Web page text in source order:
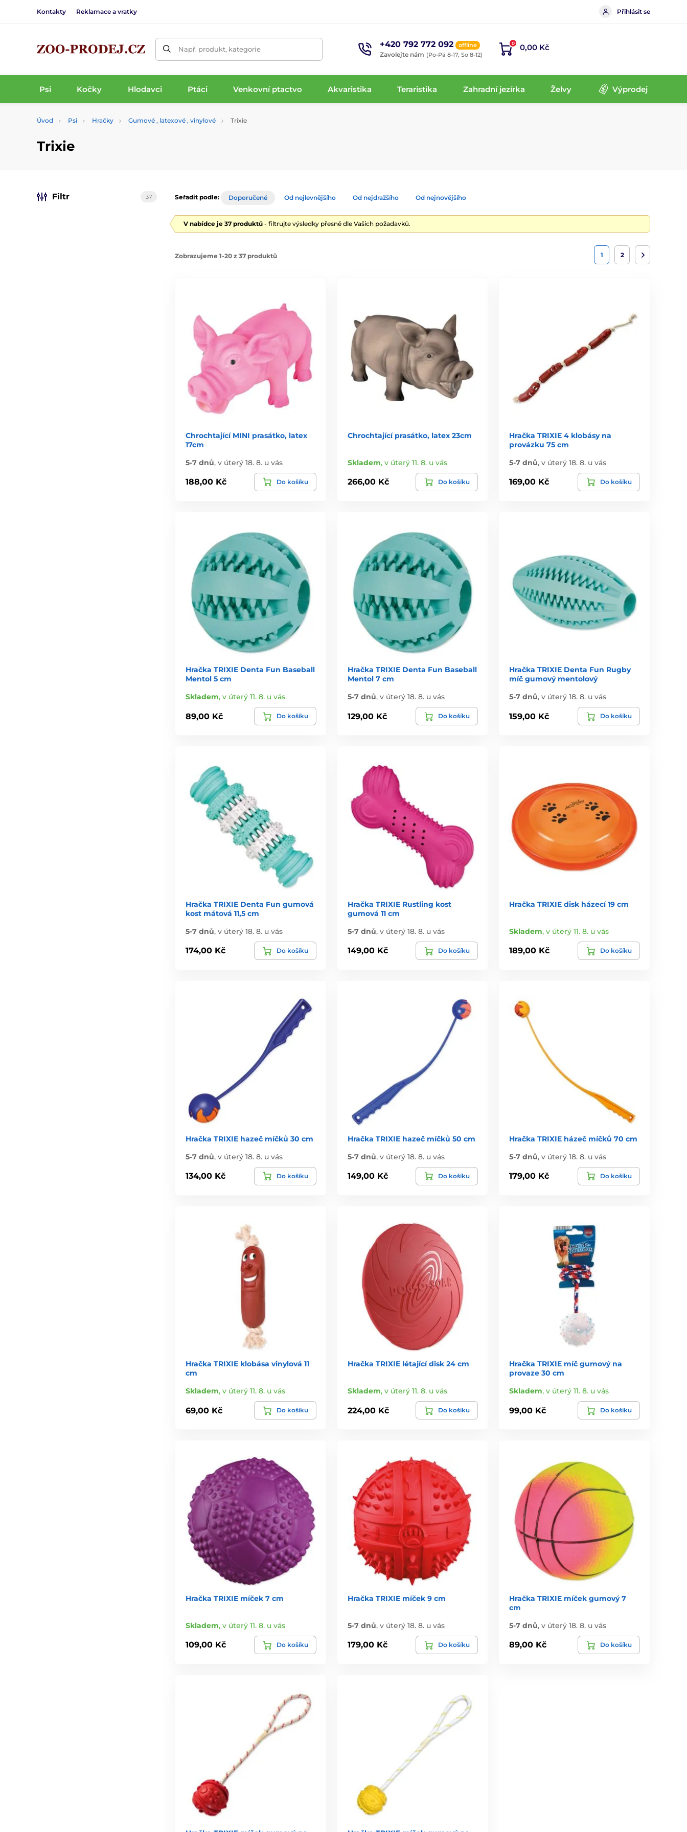
Kontakty Reklamace a vratky Přihlásit se
Např. produkt, kategorie +420 792 772 092 offline
Zavolejte nám (Po-Pá 8-17, So 8-12)
0 0,00 Kč
Psi Kočky Hlodavci Ptáci Venkovní ptactvo Akvaristika Teraristika Zahradní jezírka Želvy Výprodej
Úvod Psi Hračky Gumové , latexové , vinylové Trixie
Trixie
Filtr 37 Seřadit podle: Doporučené Od nejlevnějšího Od nejdražšího Od nejnovějšího
V nabídce je 37 produktů - filtrujte výsledky přesně dle Vašich požadavků.
Zobrazujeme 1-20 z 37 produktů 1 2
Chrochtající MINI prasátko, latex
17cm
5-7 dnů, v úterý 18. 8. u vás
188,00 Kč Do košíku
Chrochtající prasátko, latex 23cm
Skladem, v úterý 11. 8. u vás
266,00 Kč Do košíku
Hračka TRIXIE 4 klobásy na
provázku 75 cm
5-7 dnů,v úterý 18. 8. u vás
169,00 Kč Do košíku
Hračka TRIXIE Denta Fun Baseball
Mentol 5 cm
Skladem, v úterý 11. 8. u vás
89,00 Kč Do košíku
Hračka TRIXIE Denta Fun Baseball
Mentol 7 cm
5-7 dnů, v úterý 18. 8. u vás
129,00 Kč Do košíku
Hračka TRIXIE Denta Fun Rugby
míč gumový mentolový
5-7 dnů,v úterý 18. 8. u vás
159,00 Kč Do košíku
Hračka TRIXIE Denta Fun gumová
kost mátová 11,5 cm
5-7 dnů, v úterý 18. 8. u vás
174,00 Kč Do košíku
Hračka TRIXIE Rustling kost
gumová 11 cm
5-7 dnů, v úterý 18. 8. u vás
149,00 Kč Do košíku
Hračka TRIXIE disk házecí 19 cm
Skladem,v úterý 11. 8. u vás
189,00 Kč Do košíku
Hračka TRIXIE hazeč míčků 30 cm
5-7 dnů, v úterý 18. 8. u vás
134,00 Kč Do košíku
Hračka TRIXIE hazeč míčků 50 cm
5-7 dnů, v úterý 18. 8. u vás
149,00 Kč Do košíku
Hračka TRIXIE házeč míčků 70 cm
5-7 dnů,v úterý 18. 8. u vás
179,00 Kč Do košíku
Hračka TRIXIE klobása vinylová 11
cm
Skladem, v úterý 11. 8. u vás
69,00 Kč Do košíku
Hračka TRIXIE létající disk 24 cm
Skladem, v úterý 11. 8. u vás
224,00 Kč Do košíku
Hračka TRIXIE míč gumový na
provaze 30 cm
Skladem,v úterý 11. 8. u vás
99,00 Kč Do košíku
Hračka TRIXIE míček 7 cm
Skladem, v úterý 11. 8. u vás
109,00 Kč Do košíku
Hračka TRIXIE míček 9 cm
5-7 dnů, v úterý 18. 8. u vás
179,00 Kč Do košíku
Hračka TRIXIE míček gumový 7
cm
5-7 dnů,v úterý 18. 8. u vás
89,00 Kč Do košíku